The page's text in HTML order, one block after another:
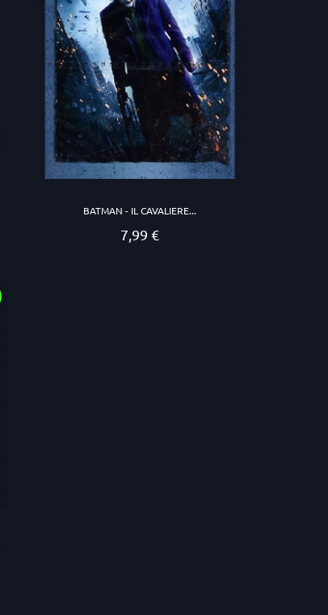
BATMAN - IL CAVALIERE...
Prezzo
7,99 €